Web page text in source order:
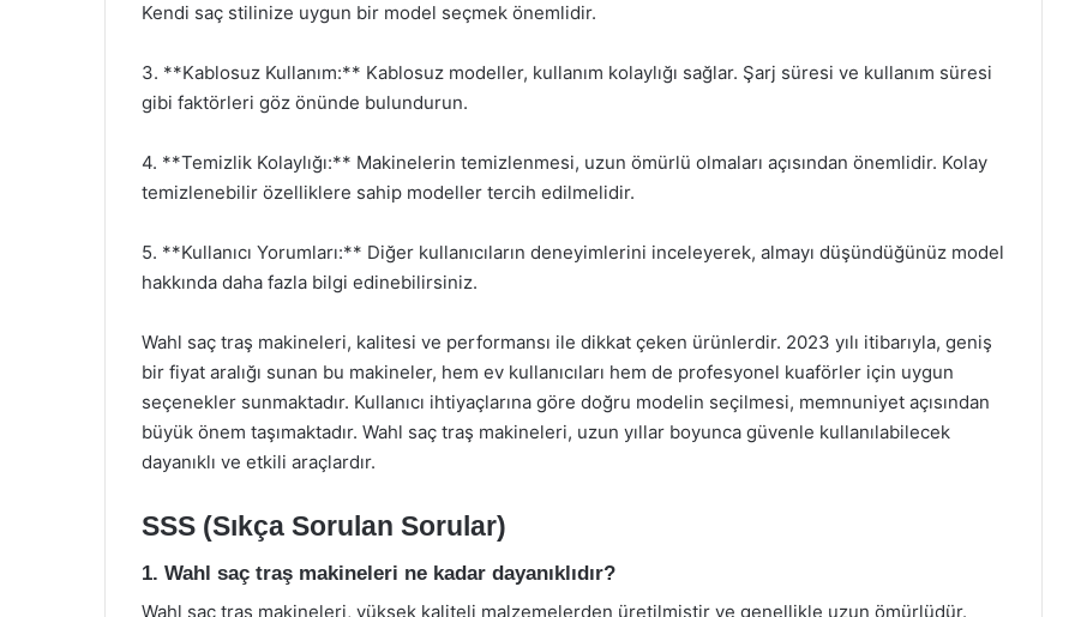
Kendi saç stilinize uygun bir model seçmek önemlidir.
3. **Kablosuz Kullanım:** Kablosuz modeller, kullanım kolaylığı sağlar. Şarj süresi ve kullanım süresi
gibi faktörleri göz önünde bulundurun.
4. **Temizlik Kolaylığı:** Makinelerin temizlenmesi, uzun ömürlü olmaları açısından önemlidir. Kolay
temizlenebilir özelliklere sahip modeller tercih edilmelidir.
5. **Kullanıcı Yorumları:** Diğer kullanıcıların deneyimlerini inceleyerek, almayı düşündüğünüz model
hakkında daha fazla bilgi edinebilirsiniz.
Wahl saç traş makineleri, kalitesi ve performansı ile dikkat çeken ürünlerdir. 2023 yılı itibarıyla, geniş
bir fiyat aralığı sunan bu makineler, hem ev kullanıcıları hem de profesyonel kuaförler için uygun
seçenekler sunmaktadır. Kullanıcı ihtiyaçlarına göre doğru modelin seçilmesi, memnuniyet açısından
büyük önem taşımaktadır. Wahl saç traş makineleri, uzun yıllar boyunca güvenle kullanılabilecek
dayanıklı ve etkili araçlardır.
SSS (Sıkça Sorulan Sorular)
1. Wahl saç traş makineleri ne kadar dayanıklıdır?
Wahl saç traş makineleri, yüksek kaliteli malzemelerden üretilmiştir ve genellikle uzun ömürlüdür.